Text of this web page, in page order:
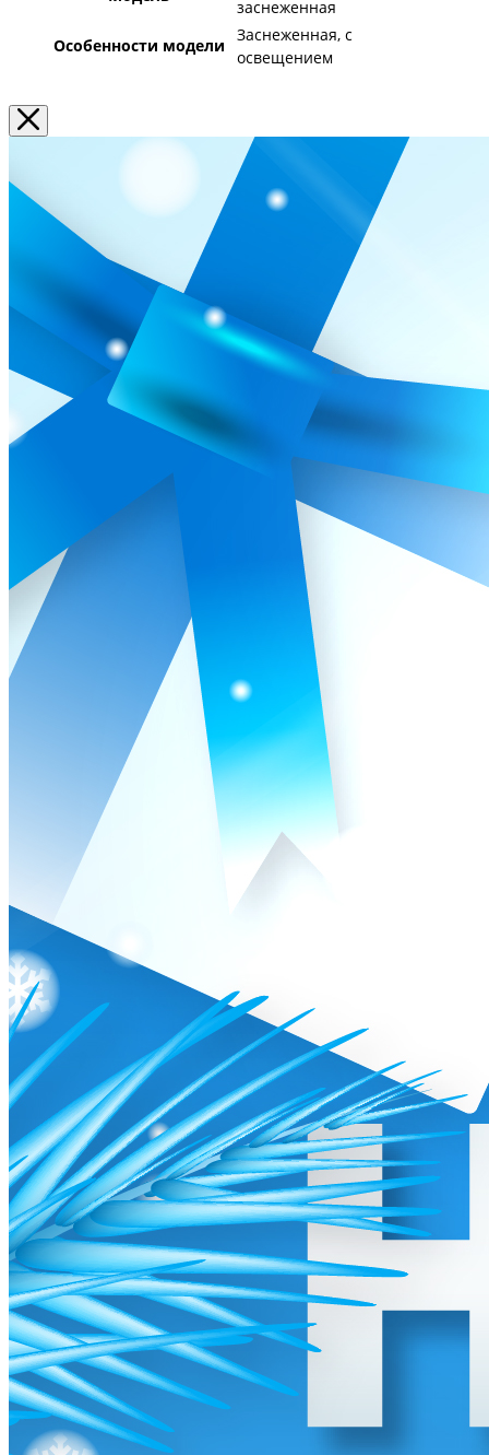
заснеженная
Особенности модели
Заснеженная, с
освещением